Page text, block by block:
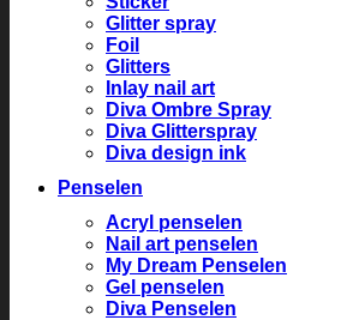
Glitter spray
Foil
Glitters
Inlay nail art
Diva Ombre Spray
Diva Glitterspray
Diva design ink
Penselen
Acryl penselen
Nail art penselen
My Dream Penselen
Gel penselen
Diva Penselen